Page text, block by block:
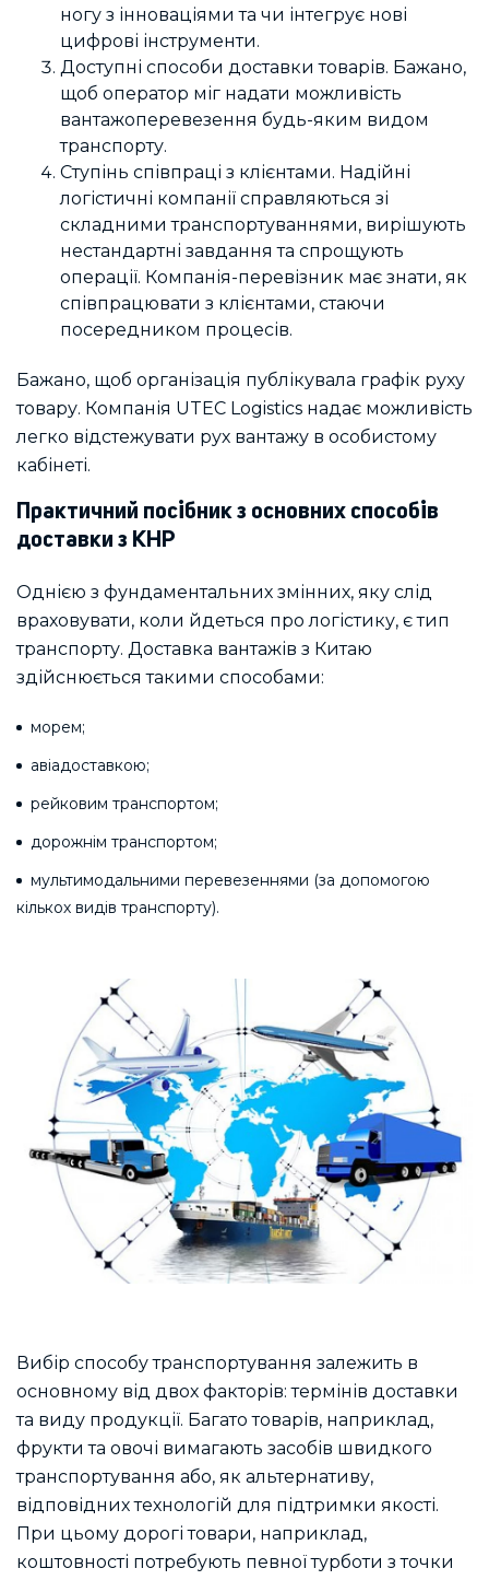
ногу з інноваціями та чи інтегрує нові
цифрові інструменти.
Доступні способи доставки товарів. Бажано,
щоб оператор міг надати можливість
вантажоперевезення будь-яким видом
транспорту.
Ступінь співпраці з клієнтами. Надійні
логістичні компанії справляються зі
складними транспортуваннями, вирішують
нестандартні завдання та спрощують
операції. Компанія-перевізник має знати, як
співпрацювати з клієнтами, стаючи
посередником процесів.
Бажано, щоб організація публікувала графік руху
товару. Компанія UTEC Logistics надає можливість
легко відстежувати рух вантажу в особистому
кабінеті.
Практичний посібник з основних способів
доставки з КНР
Однією з фундаментальних змінних, яку слід
враховувати, коли йдеться про логістику, є тип
транспорту. Доставка вантажів з Китаю
здійснюється такими способами:
морем;
авіадоставкою;
рейковим транспортом;
дорожнім транспортом;
мультимодальними перевезеннями (за допомогою
кількох видів транспорту).
Вибір способу транспортування залежить в
основному від двох факторів: термінів доставки
та виду продукції. Багато товарів, наприклад,
фрукти та овочі вимагають засобів швидкого
транспортування або, як альтернативу,
відповідних технологій для підтримки якості.
При цьому дорогі товари, наприклад,
коштовності потребують певної турботи з точки